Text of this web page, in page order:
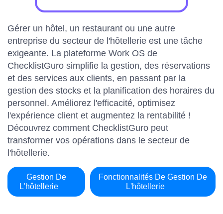
Gérer un hôtel, un restaurant ou une autre
entreprise du secteur de l'hôtellerie est une tâche
exigeante. La plateforme Work OS de
ChecklistGuro simplifie la gestion, des réservations
et des services aux clients, en passant par la
gestion des stocks et la planification des horaires du
personnel. Améliorez l'efficacité, optimisez
l'expérience client et augmentez la rentabilité !
Découvrez comment ChecklistGuro peut
transformer vos opérations dans le secteur de
l'hôtellerie.
Gestion De
L'hôtellerie
Fonctionnalités De Gestion De
L'hôtellerie